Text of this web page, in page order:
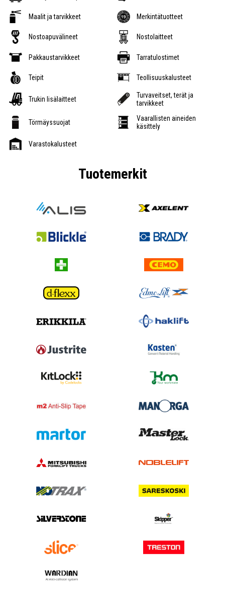
Maalit ja tarvikkeet Merkintätuotteet
Nostoapuvälineet Nostolaitteet
Pakkaustarvikkeet Tarratulostimet
Teipit Teollisuuskalusteet
Trukin lisälaitteet
Turvaveitset, terät ja
tarvikkeet
Törmäyssuojat
Vaarallisten aineiden
käsittely
Varastokalusteet
Tuotemerkit